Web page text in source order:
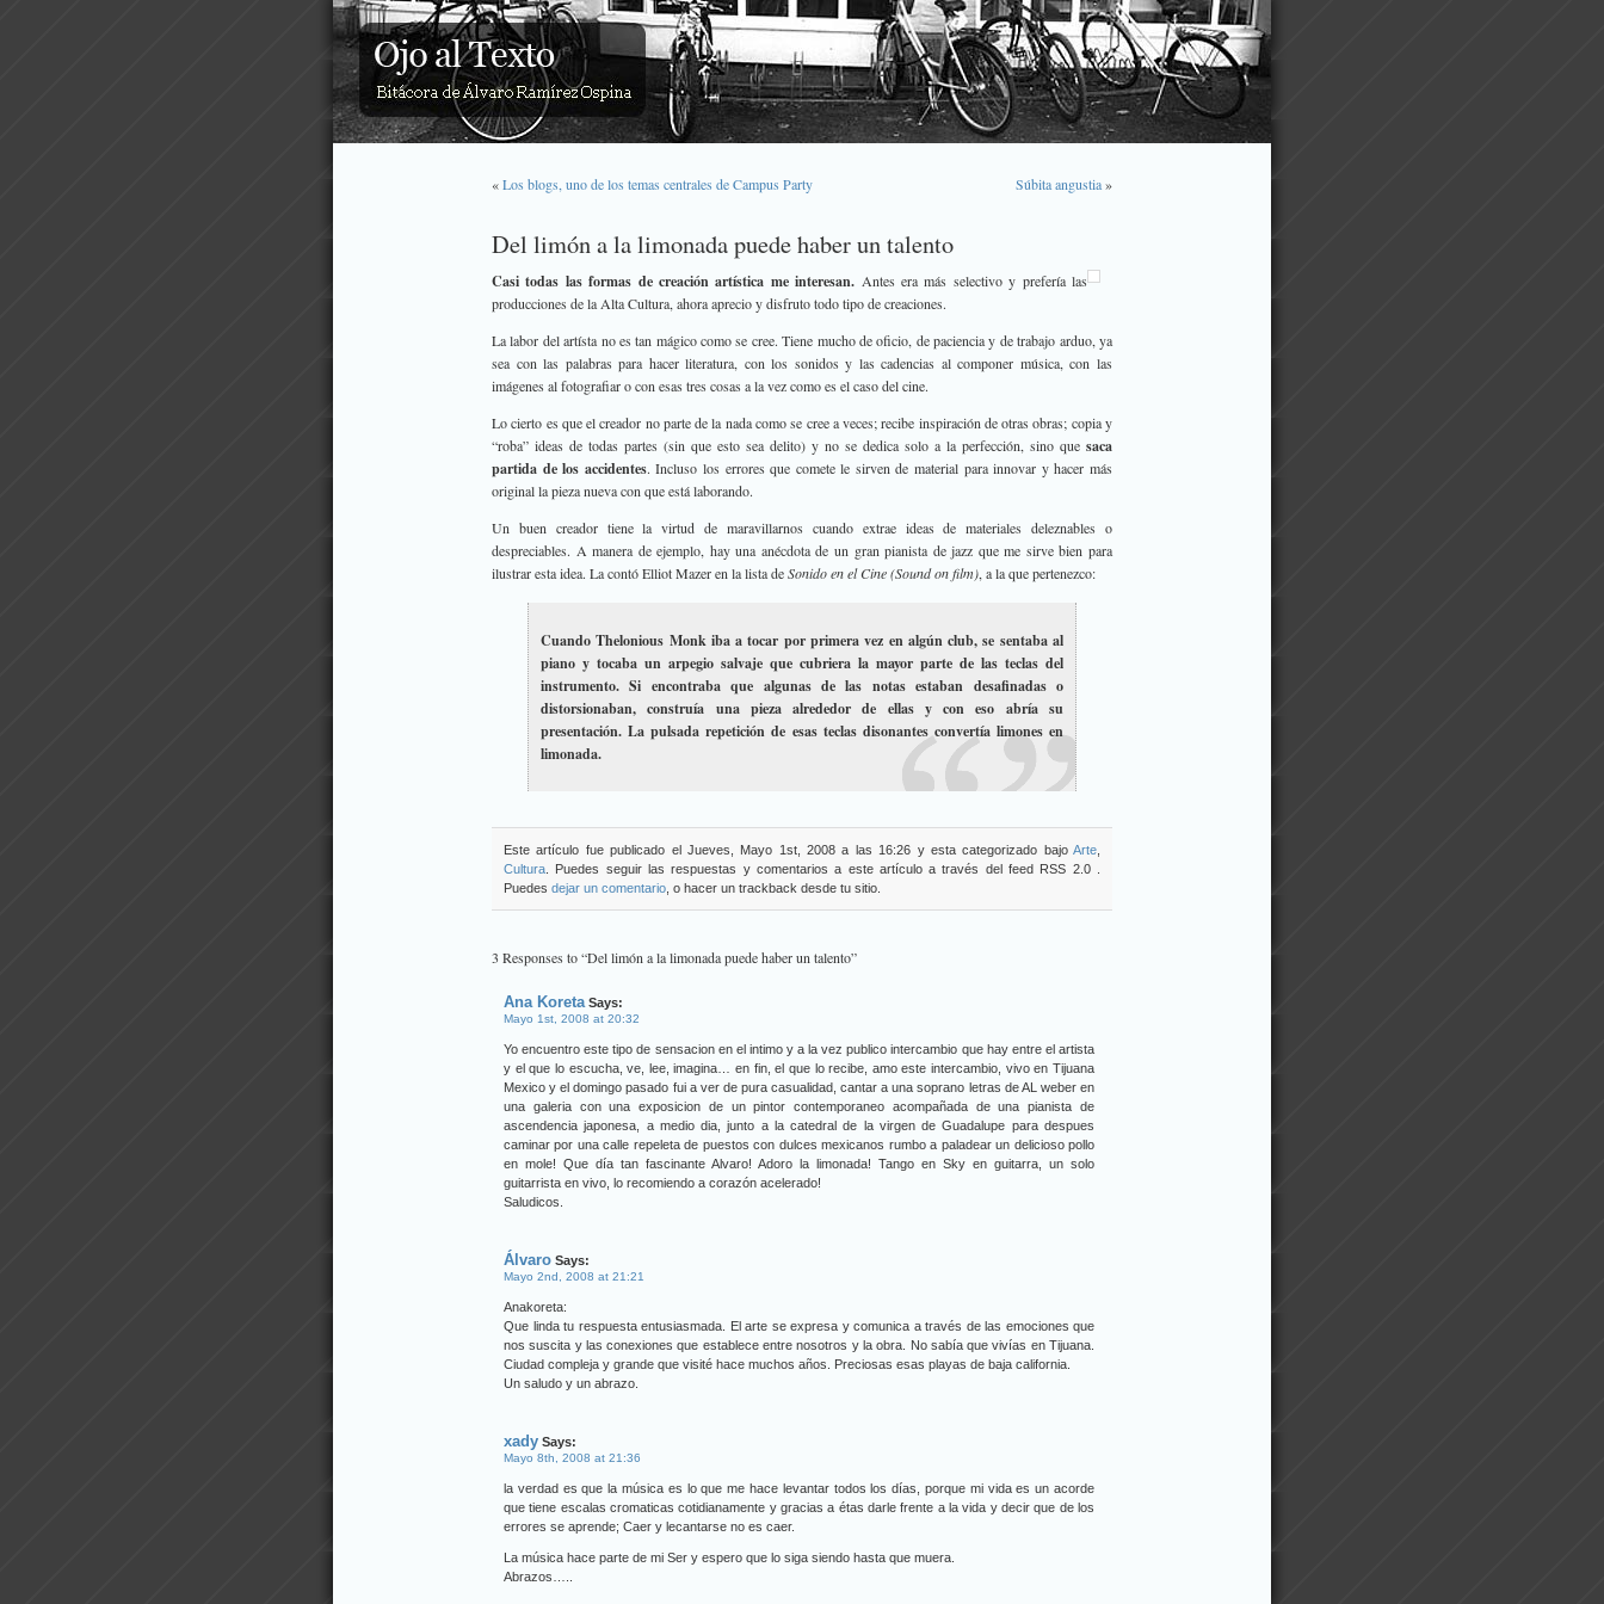
«Los blogs, uno de los temas centrales de Campus Party Súbita angustia»
Del limón a la limonada puede haber un talento
Casi todas las formas de creación artística me interesan. Antes era más selectivo y prefería las
producciones de la Alta Cultura, ahora aprecio y disfruto todo tipo de creaciones.
La labor del artísta no es tan mágico como se cree. Tiene mucho de oficio, de paciencia y de trabajo arduo, ya
sea con las palabras para hacer literatura, con los sonidos y las cadencias al componer música, con las
imágenes al fotografiar o con esas tres cosas a la vez como es el caso del cine.
Lo cierto es que el creador no parte de la nada como se cree a veces; recibe inspiración de otras obras; copia y
“roba” ideas de todas partes (sin que esto sea delito) y no se dedica solo a la perfección, sino que saca
partida de los accidentes. Incluso los errores que comete le sirven de material para innovar y hacer más
original la pieza nueva con que está laborando.
Un buen creador tiene la virtud de maravillarnos cuando extrae ideas de materiales deleznables o
despreciables. A manera de ejemplo, hay una anécdota de un gran pianista de jazz que me sirve bien para
ilustrar esta idea. La contó Elliot Mazer en la lista deSonido en el Cine (Sound on film), a la que pertenezco:
Cuando Thelonious Monk iba a tocar por primera vez en algún club, se sentaba al
piano y tocaba un arpegio salvaje que cubriera la mayor parte de las teclas del
instrumento. Si encontraba que algunas de las notas estaban desafinadas o
distorsionaban, construía una pieza alrededor de ellas y con eso abría su
presentación. La pulsada repetición de esas teclas disonantes convertía limones en
limonada.
Este artículo fue publicado el Jueves, Mayo 1st, 2008 a las 16:26 y esta categorizado bajo Arte
Cultura . Puedes seguir las respuestas y comentarios a este artículo a través del feed RSS 2.0 .
Puedes dejar un comentario , o hacer un trackback desde tu sitio.
3 Responses to “Del limón a la limonada puede haber un talento”
Ana Koreta Says:
Mayo 1st, 2008 at 20:32
Yo encuentro este tipo de sensacion en el intimo y a la vez publico intercambio que hay entre el artista
y el que lo escucha, ve, lee, imagina… en fin, el que lo recibe, amo este intercambio, vivo en Tijuana
Mexico y el domingo pasado fui a ver de pura casualidad, cantar a una soprano letras de AL weber en
una galeria con una exposicion de un pintor contemporaneo acompañada de una pianista de
ascendencia japonesa, a medio dia, junto a la catedral de la virgen de Guadalupe para despues
caminar por una calle repeleta de puestos con dulces mexicanos rumbo a paladear un delicioso pollo
en mole! Que día tan fascinante Alvaro! Adoro la limonada! Tango en Sky en guitarra, un solo
guitarrista en vivo, lo recomiendo a corazón acelerado!
Saludicos.
Álvaro Says:
Mayo 2nd, 2008 at 21:21
Anakoreta:
Que linda tu respuesta entusiasmada. El arte se expresa y comunica a través de las emociones que
nos suscita y las conexiones que establece entre nosotros y la obra. No sabía que vivías en Tijuana.
Ciudad compleja y grande que visité hace muchos años. Preciosas esas playas de baja california.
Un saludo y un abrazo.
xady Says:
Mayo 8th, 2008 at 21:36
la verdad es que la música es lo que me hace levantar todos los días, porque mi vida es un acorde
que tiene escalas cromaticas cotidianamente y gracias a étas darle frente a la vida y decir que de los
errores se aprende; Caer y lecantarse no es caer.
La música hace parte de mi Ser y espero que lo siga siendo hasta que muera.
Abrazos…..